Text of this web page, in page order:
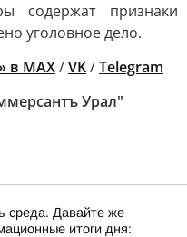
содержат признаки
уголовное дело.
в MAX/VK/Telegram
Урал"
среда. Давайте же
итоги дня: